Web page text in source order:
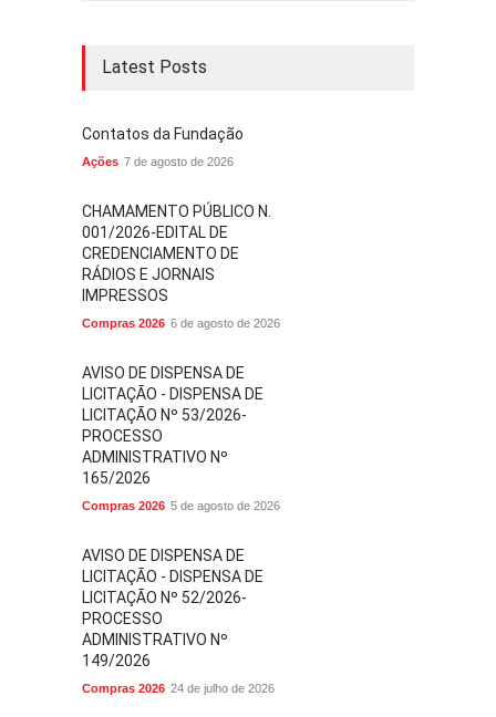
Latest Posts
Contatos da Fundação
Ações 7 de agosto de 2026
CHAMAMENTO PÚBLICO N.
001/2026-EDITAL DE
CREDENCIAMENTO DE
RÁDIOS E JORNAIS
IMPRESSOS
Compras 2026 6 de agosto de 2026
AVISO DE DISPENSA DE
LICITAÇÃO - DISPENSA DE
LICITAÇÃO Nº 53/2026-
PROCESSO
ADMINISTRATIVO Nº
165/2026
Compras 2026 5 de agosto de 2026
AVISO DE DISPENSA DE
LICITAÇÃO - DISPENSA DE
LICITAÇÃO Nº 52/2026-
PROCESSO
ADMINISTRATIVO Nº
149/2026
Compras 2026 24 de julho de 2026